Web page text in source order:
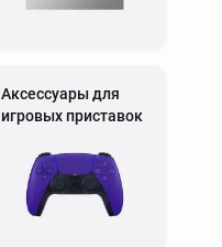
Аксессуары для
игровых приставок